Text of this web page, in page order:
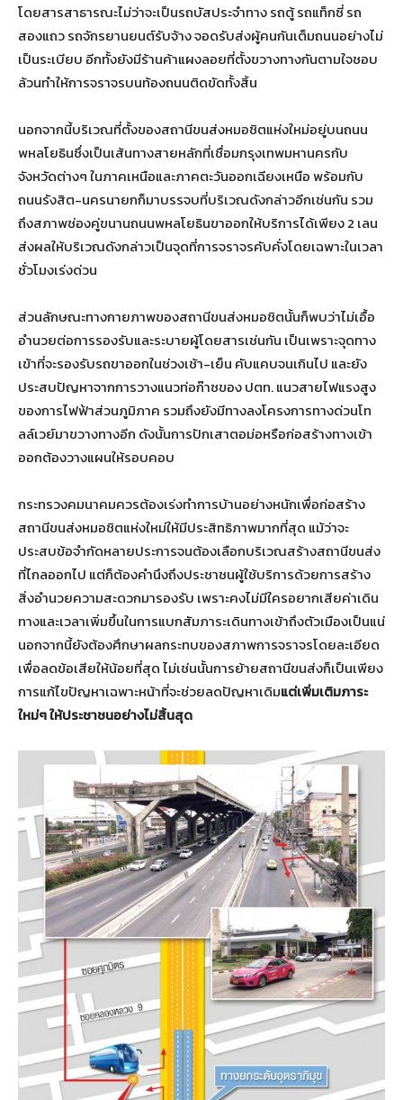
โดยสารสาธารณะไม่ว่าจะเป็นรถบัสประจำทาง รถตู้ รถแท็กซี่ รถ
สองแถว รถจักรยานยนต์รับจ้าง จอดรับส่งผู้คนกันเต็มถนนอย่างไม่
เป็นระเบียบ อีกทั้งยังมีร้านค้าแผงลอยที่ตั้งขวางทางกันตามใจชอบ
ล้วนทำให้การจราจรบนท้องถนนติดขัดทั้งสิ้น
นอกจากนี้บริเวณที่ตั้งของสถานีขนส่งหมอชิตแห่งใหม่อยู่บนถนน
พหลโยธินซึ่งเป็นเส้นทางสายหลักที่เชื่อมกรุงเทพมหานครกับ
จังหวัดต่างๆ ในภาคเหนือและภาคตะวันออกเฉียงเหนือ พร้อมกับ
ถนนรังสิต-นครนายกก็มาบรรจบที่บริเวณดังกล่าวอีกเช่นกัน รวม
ถึงสภาพช่องคู่ขนานถนนพหลโยธินขาออกให้บริการได้เพียง 2 เลน
ส่งผลให้บริเวณดังกล่าวเป็นจุดที่การจราจรคับคั่งโดยเฉพาะในเวลา
ชั่วโมงเร่งด่วน
ส่วนลักษณะทางกายภาพของสถานีขนส่งหมอชิตนั้นก็พบว่าไม่เอื้อ
อำนวยต่อการรองรับและระบายผู้โดยสารเช่นกัน เป็นเพราะจุดทาง
เข้าที่จะรองรับรถขาออกในช่วงเช้า-เย็น คับแคบจนเกินไป และยัง
ประสบปัญหาจากการวางแนวท่อก๊าซของ ปตท. แนวสายไฟแรงสูง
ของการไฟฟ้าส่วนภูมิภาค รวมถึงยังมีทางลงโครงการทางด่วนโท
ลล์เวย์มาขวางทางอีก ดังนั้นการปักเสาตอม่อหรือก่อสร้างทางเข้า
ออกต้องวางแผนให้รอบคอบ
กระทรวงคมนาคมควรต้องเร่งทำการบ้านอย่างหนักเพื่อก่อสร้าง
สถานีขนส่งหมอชิตแห่งใหม่ให้มีประสิทธิภาพมากที่สุด แม้ว่าจะ
ประสบข้อจำกัดหลายประการจนต้องเลือกบริเวณสร้างสถานีขนส่ง
ที่ไกลออกไป แต่ก็ต้องคำนึงถึงประชาชนผู้ใช้บริการด้วยการสร้าง
สิ่งอำนวยความสะดวกมารองรับ เพราะคงไม่มีใครอยากเสียค่าเดิน
ทางและเวลาเพิ่มขึ้นในการแบกสัมภาระเดินทางเข้าถึงตัวเมืองเป็นแน่
นอกจากนี้ยังต้องศึกษาผลกระทบของสภาพการจราจรโดยละเอียด
เพื่อลดข้อเสียให้น้อยที่สุด ไม่เช่นนั้นการย้ายสถานีขนส่งก็เป็นเพียง
การแก้ไขปัญหาเฉพาะหน้าที่จะช่วยลดปัญหาเดิมแต่เพิ่มเติมภาระ
ใหม่ๆ ให้ประชาชนอย่างไม่สิ้นสุด